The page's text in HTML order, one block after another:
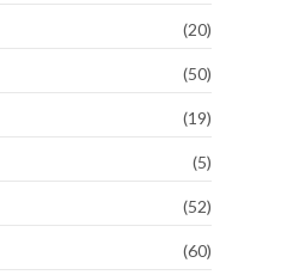
(20)
(50)
(19)
(5)
(52)
(60)